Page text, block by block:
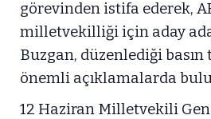
görevinden istifa ederek,
milletvekilliği için aday
Buzgan, düzenlediği basın
önemli açıklamalarda
12 Haziran Milletvekili